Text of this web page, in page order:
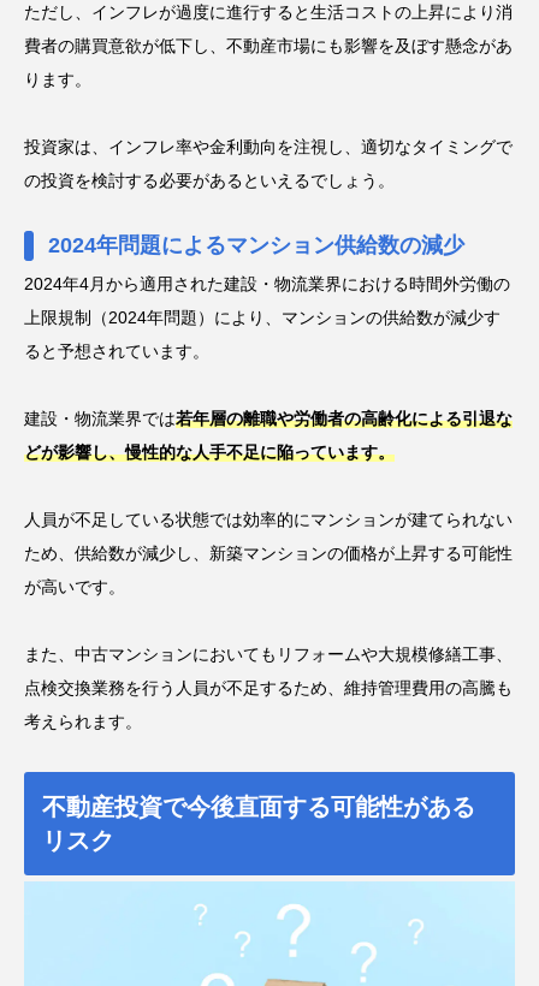
ただし、インフレが過度に進行すると生活コストの上昇により消
費者の購買意欲が低下し、不動産市場にも影響を及ぼす懸念があ
ります。
投資家は、インフレ率や金利動向を注視し、適切なタイミングで
の投資を検討する必要があるといえるでしょう。
2024年問題によるマンション供給数の減少
2024年4月から適用された建設・物流業界における時間外労働の
上限規制（2024年問題）により、マンションの供給数が減少す
ると予想されています。
建設・物流業界では若年層の離職や労働者の高齢化による引退な
どが影響し、慢性的な人手不足に陥っています。
人員が不足している状態では効率的にマンションが建てられない
ため、供給数が減少し、新築マンションの価格が上昇する可能性
が高いです。
また、中古マンションにおいてもリフォームや大規模修繕工事、
点検交換業務を行う人員が不足するため、維持管理費用の高騰も
考えられます。
不動産投資で今後直面する可能性がある
リスク